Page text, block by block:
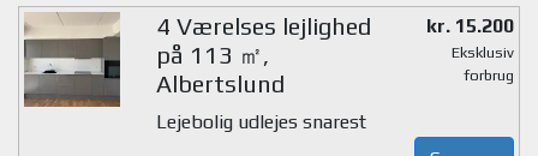
4 Værelses lejlighed
på 113 ㎡,
Albertslund
kr. 15.200
Eksklusiv
forbrug
Lejebolig udlejes snarest